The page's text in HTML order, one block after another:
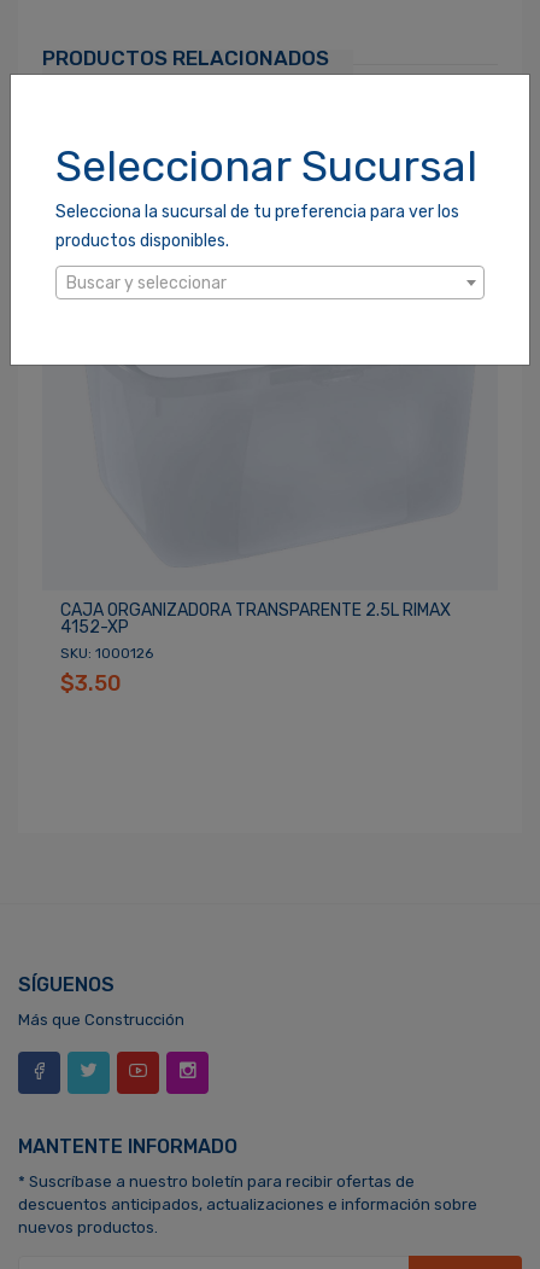
Seleccionar Sucursal
Selecciona la sucursal de tu preferencia para ver los
productos disponibles.
Buscar y seleccionar
PRODUCTOS RELACIONADOS
CAJA ORGANIZADORA TRANSPARENTE 2.5L RIMAX
4152-XP
SKU: 1000126
$3.50
SÍGUENOS
Más que Construcción
MANTENTE INFORMADO
* Suscríbase a nuestro boletín para recibir ofertas de
descuentos anticipados, actualizaciones e información sobre
nuevos productos.